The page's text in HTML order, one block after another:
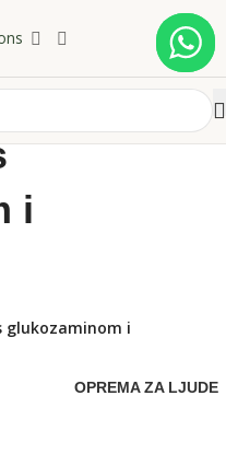
i
glukozaminom i
OPREMA ZA LJUDE